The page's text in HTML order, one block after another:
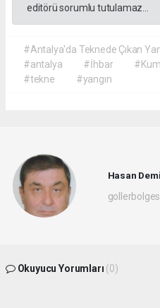
editörü sorumlu tutulamaz...
#Antalya'da Teknede Çıkan
#antalya
#İhbar
#tekne
#yangın
Hasan
Okuyucu Yorumları (0)